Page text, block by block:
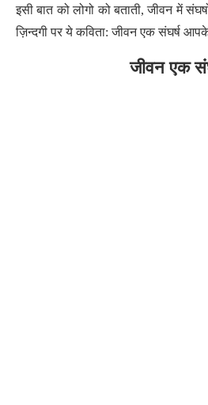
इसी बात को लोगो को बताती, जीवन में
ज़िन्दगी पर ये कविता: जीवन एक संघर्ष
जीवन एक